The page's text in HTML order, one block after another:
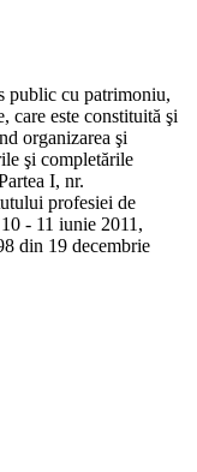
public cu patrimoniu,
care este constituită şi
organizarea şi
şi completările
I, nr.
profesiei de
- 11 iunie 2011,
din 19 decembrie